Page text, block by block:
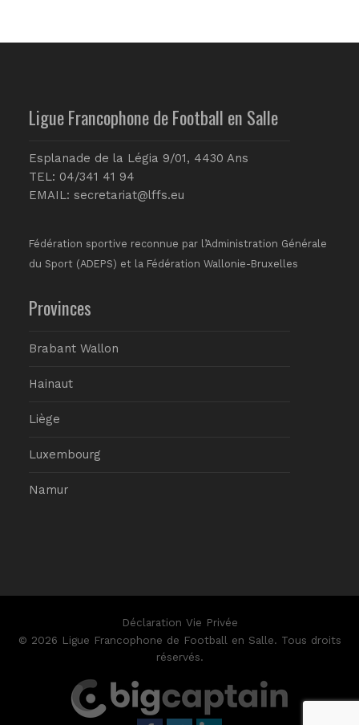
Ligue Francophone de Football en Salle
Esplanade de la Légia 9/01, 4430 Ans
TEL: 04/341 41 94
EMAIL: secretariat@lffs.eu
Fédération sportive reconnue par l’Administration Générale
du Sport (ADEPS) et la Fédération Wallonie-Bruxelles
Provinces
Brabant Wallon
Hainaut
Liège
Luxembourg
Namur
Déclaration Vie Privée
© 2026 Ligue Francophone de Football en Salle. Tous droits
réservés.